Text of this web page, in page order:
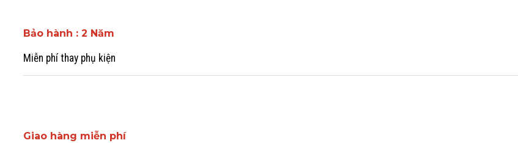
Bảo hành : 2 Năm
Miễn phí thay phụ kiện
Giao hàng miễn phí